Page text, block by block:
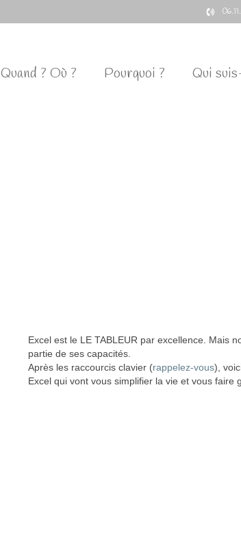
Quand ? Où ? Pourquoi ? Qui
Excel est le LE TABLEUR par excellence. Mais
partie de ses capacités.
Après les raccourcis clavier (rappelez-vous),
Excel qui vont vous simplifier la vie et vous faire